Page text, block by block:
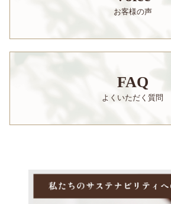
お客様の声
FAQ
よくいただく質問